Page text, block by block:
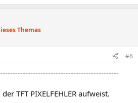
Themas
#8
TFT PIXELFEHLER aufweist.